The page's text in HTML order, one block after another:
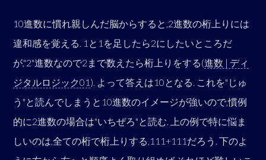
10進数に慣れ親しんだ脳からすると,2進数の桁上りには
違和感を覚える. 1と1を足したら2にしたいところだ
が,"2"進数なので2まで数えたら桁上りをする(進数 | ディ
ジタルロジック01 ). よって答えは10となる. これを"じゅ
う"と読んでしまうと10進数のイメージが強いので,慣例
的に2進数の場合は"いちぜろ"と読む. 上の例で特に悩ま
しいのは,全ての桁で桁上りする,111+111だろう. 下のよ